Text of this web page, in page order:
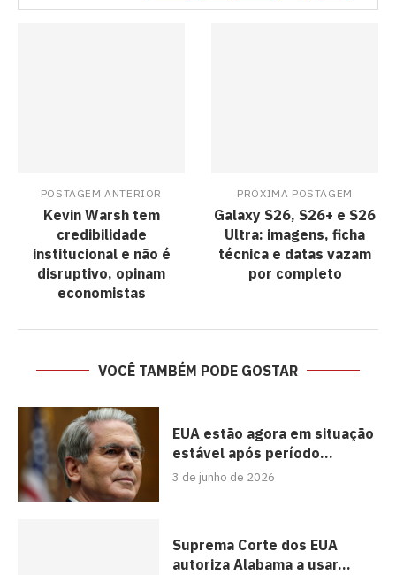
POSTAGEM ANTERIOR
Kevin Warsh tem
credibilidade
institucional e não é
disruptivo, opinam
economistas
PRÓXIMA POSTAGEM
Galaxy S26, S26+ e S26
Ultra: imagens, ficha
técnica e datas vazam
por completo
VOCÊ TAMBÉM PODE GOSTAR
EUA estão agora em situação
estável após período...
3 de junho de 2026
Suprema Corte dos EUA
autoriza Alabama a usar...